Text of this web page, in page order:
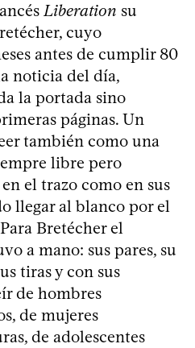
Liberation su
cuyo
antes de cumplir 80
noticia del día,
la portada sino
páginas. Un
también como una
libre pero
el trazo como en sus
llegar al blanco por el
Bretécher el
a mano: sus pares, su
tiras y con sus
de hombres
de mujeres
de adolescentes